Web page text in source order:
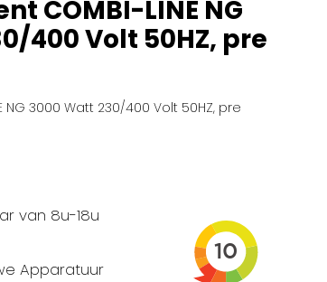
COMBI-LINE NG
400 Volt 50HZ, pre
NG 3000 Watt 230/400 Volt 50HZ, pre
van 8u-18u
Apparatuur